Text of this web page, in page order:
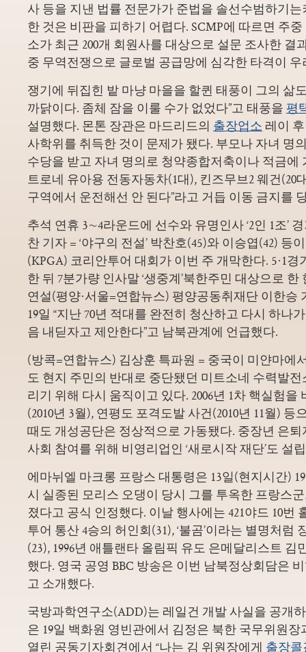
사 등을 지낸 법률 전문가가 준법을 솔선수범하기
한 것은 비판을 피하기 어렵다. SCMP에 따르면 주
소가 최근 200개 회원사를 대상으로 설문 조사한 결
중 무역전쟁으로 글로벌 공급망에 심각한 타격이
쟁기에 뒤집힌 밭 마냥 마을을 할퀸 태풍이 그의 삶
까닭이다. 좀체 잠을 이룰 수가 없었다”고 태풍을 평
설명했다. 몬톤 장관은 마드리드의 출장업소 레이
사학위를 취득한 것이 문제가 됐다. 부모나 자녀 명
수당을 받고 자녀 명의로 청약종합저축이나 적금에
트로네 유아용 전동자동차(1대), 킨즈무브2 웨건(20
구역에서 운전해선 안 된다”라고 거듭 이동 금지를
추석 연휴 3∼4라운드에 선수와 유명인사 ‘2인 1조’
찬 기자 = ‘야구의 전설’ 박찬호(45)와 이승엽(42) 등
(KPGA) 코리안투어 대회가 이번 주 개막한다. 5·1
한 뒤 7분가량 인사말 ‘생중계’북한주민 대상으로
연설(평양·서울=연합뉴스) 평양공동취재단 이한승
19일 “지난 70년 적대를 완전히 청산하고 다시 하나
음 내딛자고 제안한다”고 남북관계에 언급했다.
(방콕=연합뉴스) 김상훈 특파원 = 중국이 미얀마에
도 현지 주민의 반대로 중단됐던 미트소네 수력발
리기 위해 다시 움직이고 있다. 2006년 1차 핵실험
(2010년 3월), 연평도 포격도발 사건(2010년 11월)
때도 개성공단은 정상적으로 가동됐다. 중장년 은
사회 참여를 위해 비영리업인 ‘새로시작 재단’도 설
에마뉘엘 마크롱 프랑스 대통령은 13일(현지시간)
시 실종된 모리스 오댕이 당시 그를 투옥한 프랑스
졌다고 공식 인정했다. 이날 행사에는 421야드 10번
투어 통산 4승의 허인회(31), ‘불곰’이라는 별명처럼
(23), 1996년 애틀랜타 올림픽 유도 은메달리스트 김
했다. 영국 공영 BBC 방송은 이번 남북정상회담은
고 소개했다.
국방과학연구소(ADD)는 레일건 개발 사실을 공개
은 19일 백화원 영빈관에서 김정은 북한 국무위원
열린 공동기자회견에서 “나는 김 위원장에게 출장콜